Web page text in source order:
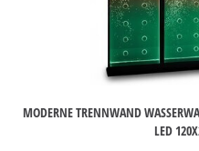
MODERNE TRENNWAND
LED